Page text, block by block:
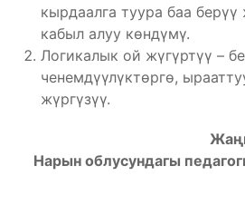
кырдаалга туура баа
кабыл алуу көндүмү.
Логикалык ой жүгүртүү –
ченемдүүлүктөргө,
жүргүзүү.
Нарын облусундагы